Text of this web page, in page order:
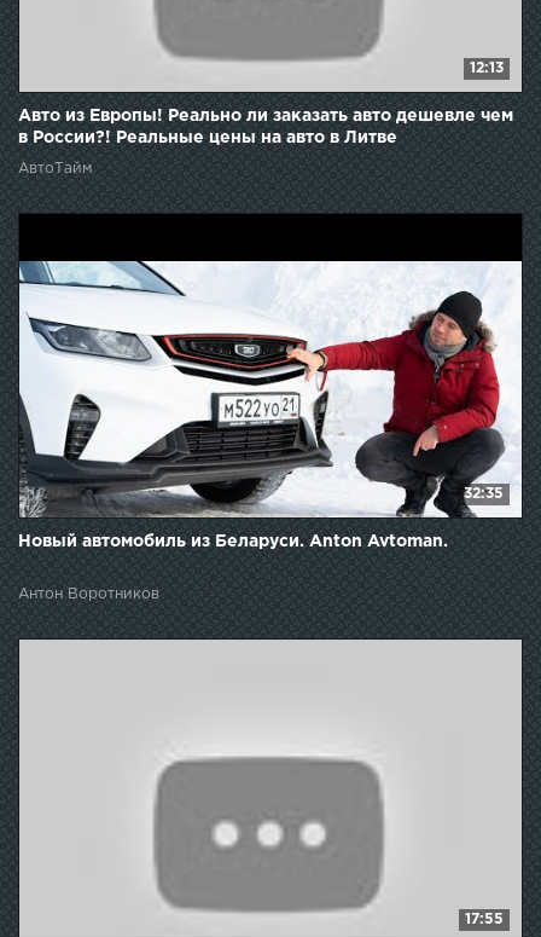
12:13
Авто из Европы! Реально ли заказать авто дешевле чем
в России?! Реальные цены на авто в Литве
АвтоТайм
32:35
Новый автомобиль из Беларуси. Anton Avtoman.
Антон Воротников
17:55